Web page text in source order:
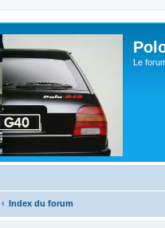
Le
Index du forum